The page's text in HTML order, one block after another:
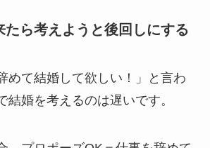
たら考えようと後回しにする
めて結婚して欲しい！」と言わ
結婚を考えるのは遅いです。